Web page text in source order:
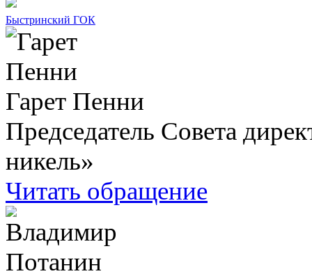
Быстринский ГОК
Гарет Пенни
Председатель Совета
никель»
Читать обращение